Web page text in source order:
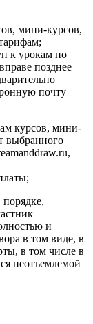
мини-курсов,
к урокам по
позднее
почту
курсов, мини-
выбранного
и
в том виде, в
в том числе в
неотъемлемой